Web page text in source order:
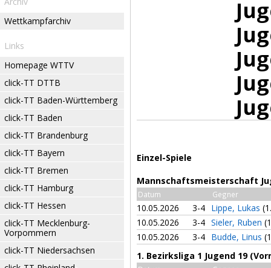
Wettkampfarchiv
Links
Homepage WTTV
click-TT DTTB
click-TT Baden-Württemberg
click-TT Baden
click-TT Brandenburg
click-TT Bayern
click-TT Bremen
click-TT Hamburg
click-TT Hessen
click-TT Mecklenburg-
Vorpommern
click-TT Niedersachsen
Einzel-Spiele
Mannschaftsmeisterschaft
Datum Gegner
10.05.2026 3-4 Lippe, Lukas
10.05.2026
3-4 Sieler, Ruben
10.05.2026
3-4 Budde, Linus
1. Bezirksliga 1 Jugend 19